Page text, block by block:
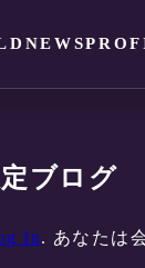
NEWS
ブログ
In. あなたは